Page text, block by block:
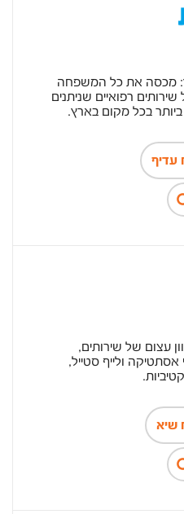
מכסה את כל המשפחה
רפואיים שניתנים
בכל מקום בארץ.
עדיף
עצום של שירותים,
ולייף סטייל,
שיא